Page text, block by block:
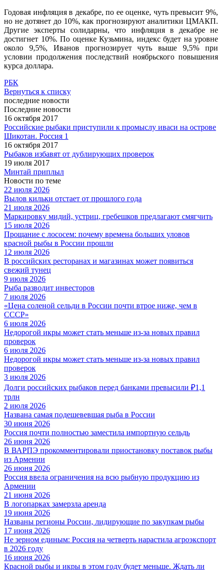
Годовая инфляция в декабре, по ее оценке, чуть превысит 9%,
но не дотянет до 10%, как прогнозируют аналитики ЦМАКП.
Другие эксперты солидарны, что инфляция в декабре не
достигнет 10%. По оценке Кузьмина, индекс будет на уровне
около 9,5%, Иванов прогнозирует чуть выше 9,5% при
условии продолжения последствий ноябрьского повышения
курса доллара.
РБК
Вернуться к списку
последние новости
Последние новости
16 октября 2017
Российские рыбаки приступили к промыслу иваси на острове
Шикотан. Россия 1
16 октября 2017
Рыбаков избавят от дублирующих проверок
19 июля 2017
Минтай приплыл
Новости по теме
22 июля 2026
Вылов кильки отстает от прошлого года
21 июля 2026
Маркировку мидий, устриц, гребешков предлагают смягчить
15 июля 2026
Прощание с лососем: почему времена больших уловов
красной рыбы в России прошли
12 июля 2026
В российских ресторанах и магазинах может появиться
свежий тунец
9 июля 2026
Рыба разводит инвесторов
7 июля 2026
«Цена соленой сельди в России почти втрое ниже, чем в
СССР»
6 июля 2026
Недорогой икры может стать меньше из-за новых правил
проверок
6 июля 2026
Недорогой икры может стать меньше из-за новых правил
проверок
3 июля 2026
Долги российских рыбаков перед банками превысили ₽1,1
трлн
2 июля 2026
Названа самая подешевевшая рыба в России
30 июня 2026
Россия почти полностью заместила импортную сельдь
26 июня 2026
В ВАРПЭ прокомментировали приостановку поставок рыбы
из Армении
26 июня 2026
Россия ввела ограничения на всю рыбную продукцию из
Армении
21 июня 2026
В логопарках замерзла аренда
19 июня 2026
Названы регионы России, лидирующие по закупкам рыбы
17 июня 2026
Не зерном единым: Россия на четверть нарастила агроэкспорт
в 2026 году
16 июня 2026
Красной рыбы и икры в этом году будет меньше. Ждать ли